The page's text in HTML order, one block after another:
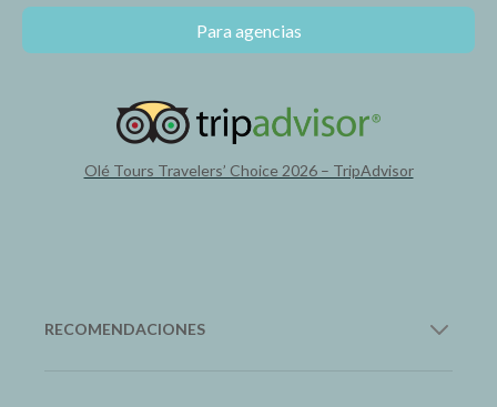
Para agencias
Olé Tours Travelers’ Choice 2026 – TripAdvisor
RECOMENDACIONES